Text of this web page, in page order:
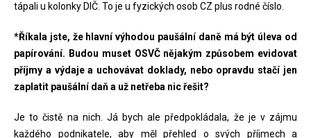
tápali u kolonky DIČ. To je u fyzických osob CZ plus rodné číslo.
*Říkala jste, že hlavní výhodou paušální daně má být úleva od
papírování. Budou muset OSVČ nějakým způsobem evidovat
příjmy a výdaje a uchovávat doklady, nebo opravdu stačí jen
zaplatit paušální daň a už netřeba nic řešit?
Je to čistě na nich. Já bych ale předpokládala, že je v zájmu
každého podnikatele, aby měl přehled o svých příjmech a